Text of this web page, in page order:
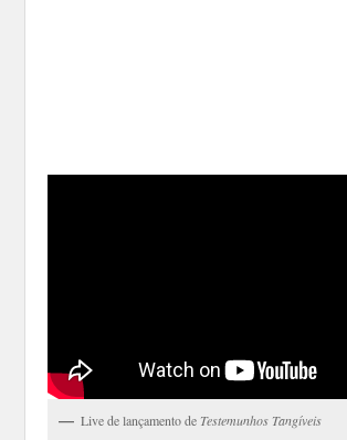
Live de lançamento de Testemunhos Tangíveis